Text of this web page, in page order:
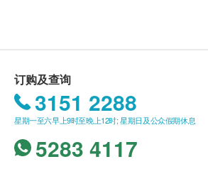
麦芽﹑猴枣﹑琥珀﹑紫苏叶﹑滑石
胆南星﹑薄荷﹑羌活﹑槟榔﹑蝉蜕﹑
购买 鴻運貿易(國際)有限公
HK$500，即可享本地免费送货
满HK$500需附加HK$30运费。
送货服务不适用于偏远地区及离
场、愉景湾、等地区)
订购及查询
3151 2288
星期一至六早上9时至晚上12时; 星期日及公众假期休息
5283 4117